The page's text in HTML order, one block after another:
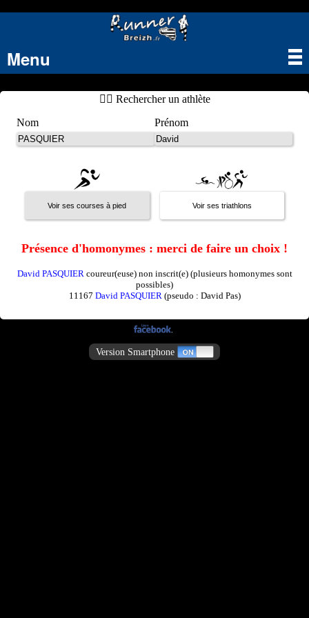
Menu
🏃‍♂️ Rechercher un athlète
Nom
Prénom
Présence d'homonymes : merci de faire un choix !
David PASQUIERcoureur(euse) non inscrit(e) (plusieurs homonymes sont
possibles)
11167 David PASQUIER(pseudo : David Pas)
Version Smartphone